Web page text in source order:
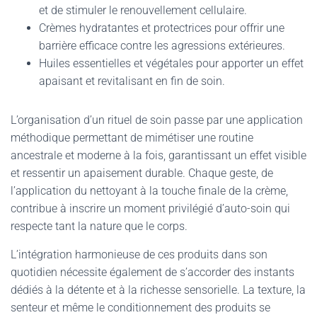
et de stimuler le renouvellement cellulaire.
Crèmes hydratantes et protectrices pour offrir une
barrière efficace contre les agressions extérieures.
Huiles essentielles et végétales pour apporter un effet
apaisant et revitalisant en fin de soin.
L’organisation d’un rituel de soin passe par une application
méthodique permettant de mimétiser une routine
ancestrale et moderne à la fois, garantissant un effet visible
et ressentir un apaisement durable. Chaque geste, de
l’application du nettoyant à la touche finale de la crème,
contribue à inscrire un moment privilégié d’auto-soin qui
respecte tant la nature que le corps.
L’intégration harmonieuse de ces produits dans son
quotidien nécessite également de s’accorder des instants
dédiés à la détente et à la richesse sensorielle. La texture, la
senteur et même le conditionnement des produits se